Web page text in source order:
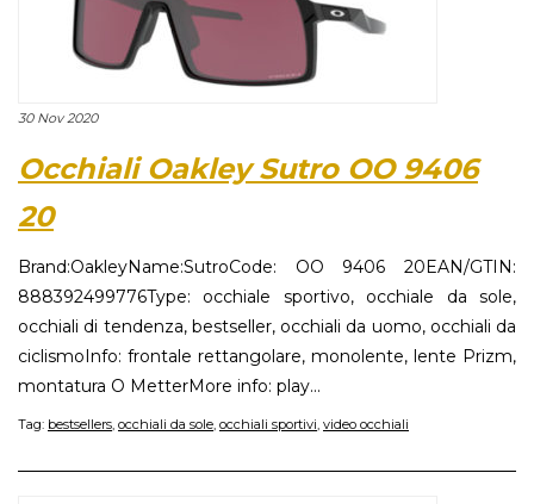
30 Nov 2020
Occhiali Oakley Sutro OO 9406
20
Brand:OakleyName:SutroCode: OO 9406 20EAN/GTIN:
888392499776Type: occhiale sportivo, occhiale da sole,
occhiali di tendenza, bestseller, occhiali da uomo, occhiali da
ciclismoInfo: frontale rettangolare, monolente, lente Prizm,
montatura O MetterMore info: play...
Tag: bestsellers occhiali da sole occhiali sportivi video occhiali